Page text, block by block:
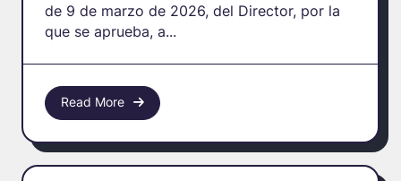
de 9 de marzo de 2026, del Director, por la
que se aprueba, a...
Read More